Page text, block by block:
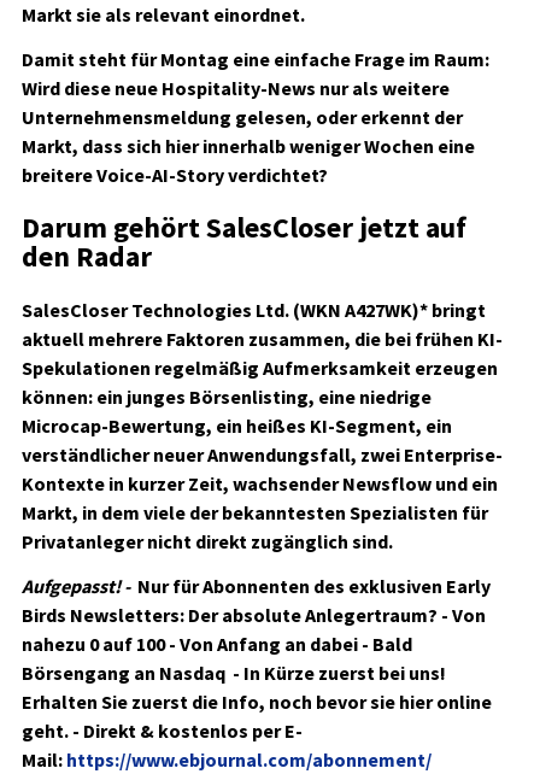
Markt sie als relevant einordnet.
Damit steht für Montag eine einfache Frage im Raum:
Wird diese neue Hospitality-News nur als weitere
Unternehmensmeldung gelesen, oder erkennt der
Markt, dass sich hier innerhalb weniger Wochen eine
breitere Voice-AI-Story verdichtet?
Darum gehört SalesCloser jetzt auf
den Radar
SalesCloser Technologies Ltd. (WKN A427WK)* bringt
aktuell mehrere Faktoren zusammen, die bei frühen KI-
Spekulationen regelmäßig Aufmerksamkeit erzeugen
können: ein junges Börsenlisting, eine niedrige
Microcap-Bewertung, ein heißes KI-Segment, ein
verständlicher neuer Anwendungsfall, zwei Enterprise-
Kontexte in kurzer Zeit, wachsender Newsflow und ein
Markt, in dem viele der bekanntesten Spezialisten für
Privatanleger nicht direkt zugänglich sind.
Aufgepasst! - Nur für Abonnenten des exklusiven Early
Birds Newsletters: Der absolute Anlegertraum? - Von
nahezu 0 auf 100 - Von Anfang an dabei - Bald
Börsengang an Nasdaq - In Kürze zuerst bei uns!
Erhalten Sie zuerst die Info, noch bevor sie hier online
geht. - Direkt & kostenlos per E-
Mail: https://www.ebjournal.com/abonnement/